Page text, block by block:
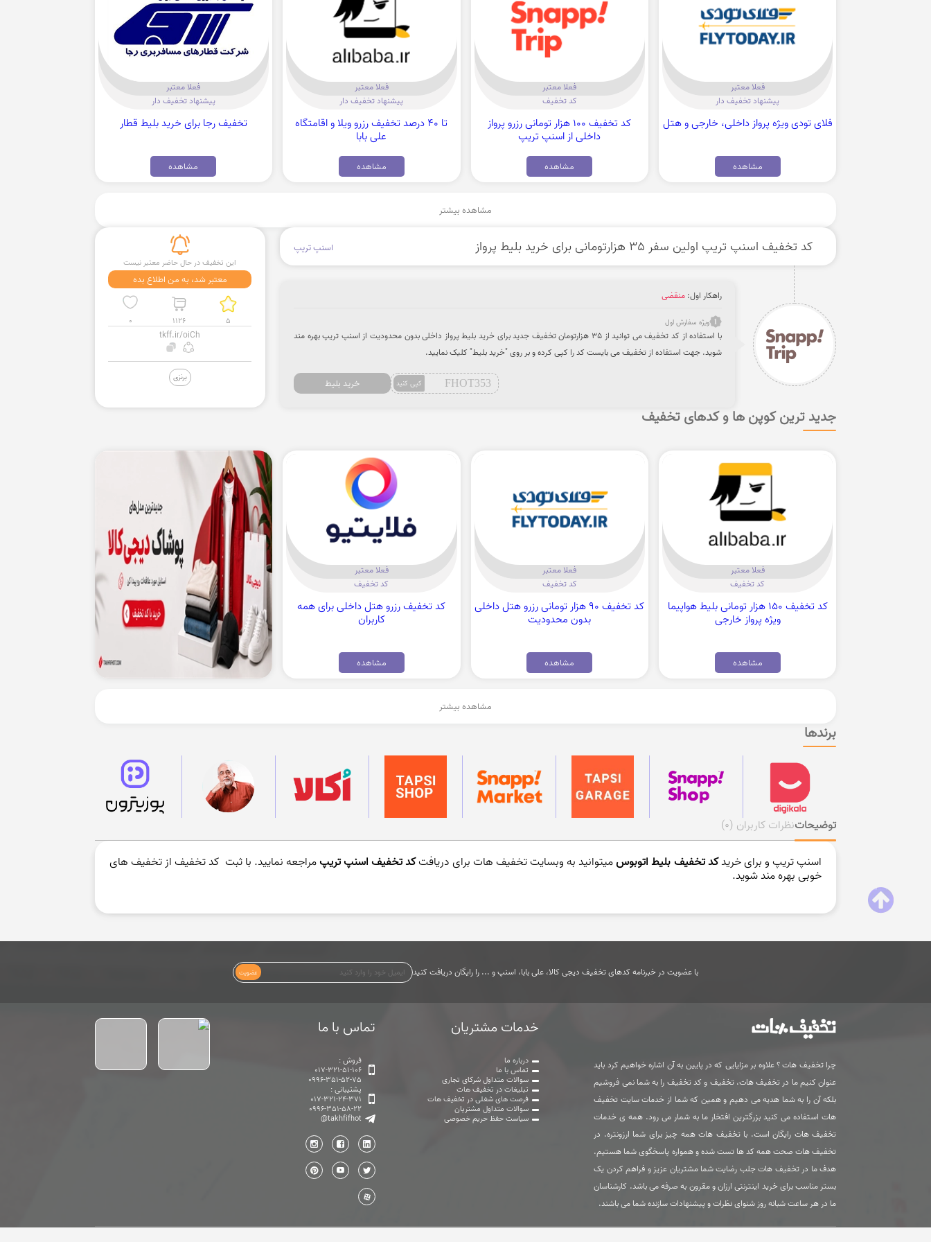
فعلا معتبر
پیشنهاد تخفیف دار
فلای تودی ویژه پرواز داخلی، خارجی و هتل
مشاهده
فعلا معتبر
کد تخفیف
کد تخفیف 100 هزار تومانی رزرو پرواز
داخلی از اسنپ تریپ
مشاهده
فعلا معتبر
پیشنهاد تخفیف دار
تا 40 درصد تخفیف رزرو ویلا و اقامتگاه
علی بابا
مشاهده
فعلا معتبر
پیشنهاد تخفیف دار
تخفیف رجا برای خرید بلیط قطار
مشاهده
مشاهده بیشتر
کد تخفیف اسنپ تریپ اولین سفر 35 هزارتومانی برای خرید بلیط پرواز اسنپ تریپ
این تخفیف در حال حاضر معتبر نیست
معتبر شد، به من اطلاع بده
0 1126 5
tkff.ir/oiCh
برنزی
راهکار اول:منقضی
ویژه سفارش اول
با استفاده از کد تخفیف می توانید از 35 هزارتومان تخفیف جدید برای خرید بلیط پرواز داخلی بدون محدودیت از اسنپ تریپ بهره مند
شوید. جهت استفاده از تخفیف می بایست کد را کپی کرده و بر روی "خرید بلیط" کلیک نمایید.
FHOT353 کپی کنید خرید بلیط
جدید ترین کوپن ها و کدهای تخفیف
فعلا معتبر
کد تخفیف
کد تخفیف 150 هزار تومانی بلیط هواپیما
ویژه پرواز خارجی
مشاهده
فعلا معتبر
کد تخفیف
کد تخفیف 90 هزار تومانی رزرو هتل داخلی
بدون محدودیت
مشاهده
فعلا معتبر
کد تخفیف
کد تخفیف رزرو هتل داخلی برای همه
کاربران
مشاهده
مشاهده بیشتر
برندها
توضیحاتنظرات کاربران (0)
اسنپ تریپ و برای خریدکد تخفیف بلیط اتوبوس میتوانید به وبسایت تخفیف هات برای دریافتکد تخفیف اسنپ تریپ مراجعه نمایید. با ثبت کد تخفیف از تخفیف های
خوبی بهره مند شوید.
با عضویت در خبرنامه کدهای تخفیف دیجی کالا، علی بابا، اسنپ و ... را رایگان دریافت کنید عضویت
چرا تخفیف هات ؟ علاوه بر مزایایی که در پایین به آن اشاره خواهیم کرد باید
عنوان کنیم ما در تخفیف هات، تخفیف و کد تخفیف را به شما نمی فروشیم
بلکه آن را به شما هدیه می دهیم و همین که شما از خدمات سایت تخفیف
هات استفاده می کنید بزرگترین افتخار ما به شمار می رود. همه ی خدمات
تخفیف هات رایگان است. با تخفیف هات همه چیز برای شما ارزونتره. در
تخفیف هات صحت همه کد ها تست شده و همواره پاسخگوی شما هستیم.
هدف ما در تخفیف هات جلب رضایت شما مشتریان عزیز و فراهم کردن یک
بستر مناسب برای خرید اینترنتی ارزان و مقرون به صرفه می باشد. کارشناسان
ما در هر ساعت شبانه روز شنوای نظرات و پیشنهادات سازنده شما می باشند.
خدمات مشتریان
درباره ما
تماس با ما
سوالات متداول شرکای تجاری
تبلیغات در تخفیف هات
فرصت های شغلی در تخفیف هات
سوالات متداول مشتریان
سیاست حفظ حریم خصوصی
تماس با ما
فروش :
017-321-51-106
0996-351-52-75
پشتیبانی :
017-321-24-371
0996-351-58-22
@takhfifhot